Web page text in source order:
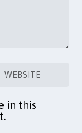
in this